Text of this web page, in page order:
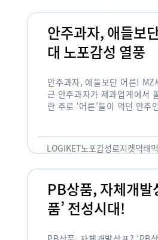
안주과자, 애들보
대 노포감성 열풍
안주과자, 애들보단 어른! MZ
근 안주과자가 제과업계에서
란 주로 ‘어른’들이 먹던 안주
LOGIKET노포감성로지켓먹태
PB상품, 자체개발
품’ 전성시대!